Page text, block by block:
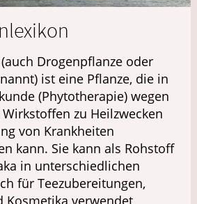
Drogenpflanze oder
ist eine Pflanze, die in
(Phytotherapie) wegen
zu Heilzwecken
von Krankheiten
kann. Sie kann als Rohstoff
in unterschiedlichen
für Teezubereitungen,
Kosmetika verwendet